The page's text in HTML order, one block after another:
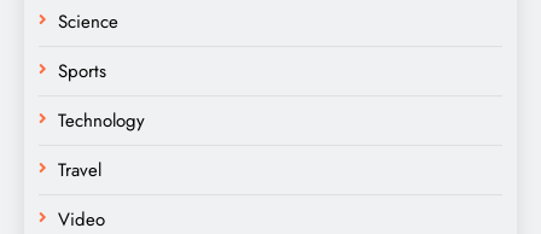
Science
Sports
Technology
Travel
Video